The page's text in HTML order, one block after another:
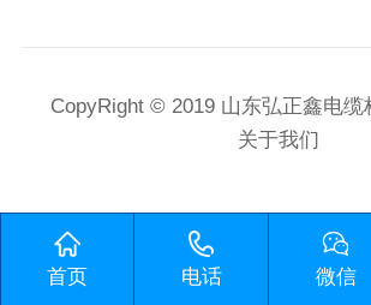
CopyRight © 2019 山东弘正鑫电缆
关于我们
首页 电话 微信